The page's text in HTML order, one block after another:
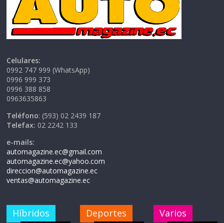
Celulares:
0992 747 999 (WhatsApp)
0996 999 373
0996 388 858
0963635863
Teléfono: (593) 02 2439 187
Telefax: 02 2242 133
e-mails:
automagazine.ec@gmail.com
automagazine.ec@yahoo.com
direccion@automagazine.ec
ventas@automagazine.ec
Híbridos Deportes Varios